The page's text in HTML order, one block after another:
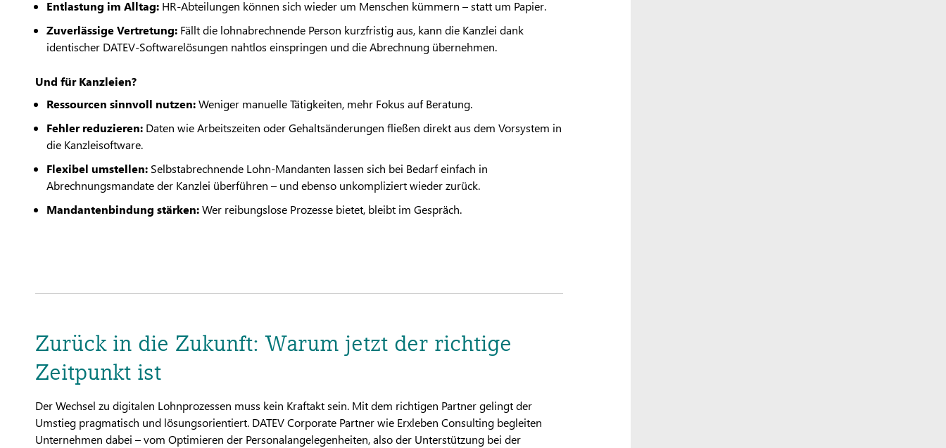
Entlastung im Alltag: HR-Abteilungen können sich wieder um Menschen kümmern – statt um Papier.
Zuverlässige Vertretung: Fällt die lohnabrechnende Person kurzfristig aus, kann die Kanzlei dank
identischer DATEV-Softwarelösungen nahtlos einspringen und die Abrechnung übernehmen.
Und für Kanzleien?
Ressourcen sinnvoll nutzen:Weniger manuelle Tätigkeiten, mehr Fokus auf Beratung.
Fehler reduzieren: Daten wie Arbeitszeiten oder Gehaltsänderungen fließen direkt aus dem Vorsystem in
die Kanzleisoftware.
Flexibel umstellen: Selbstabrechnende Lohn-Mandanten lassen sich bei Bedarf einfach in
Abrechnungsmandate der Kanzlei überführen – und ebenso unkompliziert wieder zurück.
Mandantenbindung stärken:Wer reibungslose Prozesse bietet, bleibt im Gespräch.
Zurück in die Zukunft: Warum jetzt der richtige
Zeitpunkt ist
Der Wechsel zu digitalen Lohnprozessen muss kein Kraftakt sein. Mit dem richtigen Partner gelingt der
Umstieg pragmatisch und lösungsorientiert. DATEV Corporate Partner wie Erxleben Consulting begleiten
Unternehmen dabei – vom Optimieren der Personalangelegenheiten, also der Unterstützung bei der